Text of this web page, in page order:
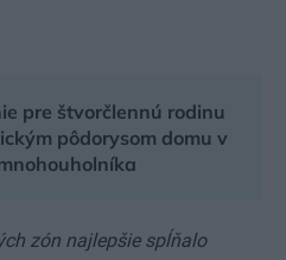
pre štvorčlennú rodinu
pôdorysom domu v
zón najlepšie spĺňalo